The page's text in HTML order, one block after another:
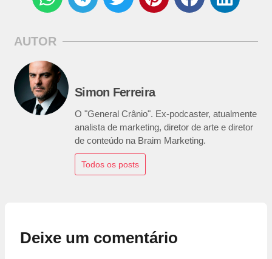
AUTOR
Simon Ferreira
O "General Crânio". Ex-podcaster, atualmente
analista de marketing, diretor de arte e diretor
de conteúdo na Braim Marketing.
Todos os posts
Deixe um comentário